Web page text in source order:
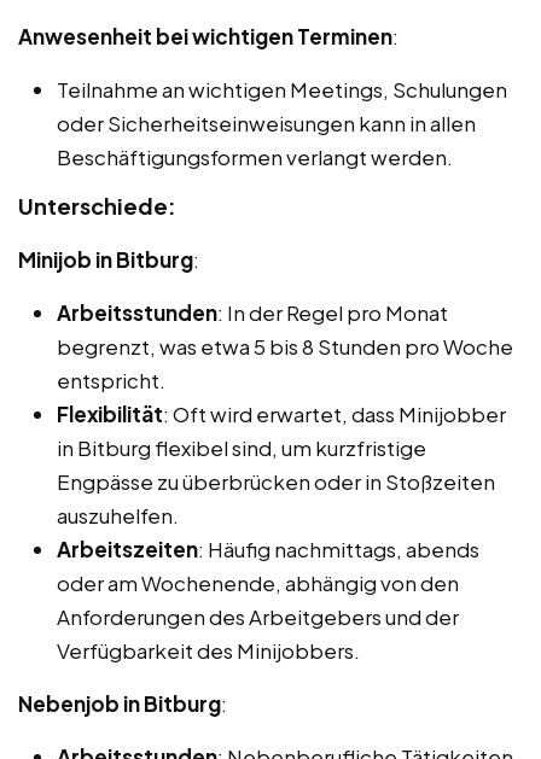
Anwesenheit bei wichtigen Terminen:
Teilnahme an wichtigen Meetings, Schulungen
oder Sicherheitseinweisungen kann in allen
Beschäftigungsformen verlangt werden.
Unterschiede:
Minijob in Bitburg:
Arbeitsstunden: In der Regel pro Monat
begrenzt, was etwa 5 bis 8 Stunden pro Woche
entspricht.
Flexibilität: Oft wird erwartet, dass Minijobber
in Bitburg flexibel sind, um kurzfristige
Engpässe zu überbrücken oder in Stoßzeiten
auszuhelfen.
Arbeitszeiten: Häufig nachmittags, abends
oder am Wochenende, abhängig von den
Anforderungen des Arbeitgebers und der
Verfügbarkeit des Minijobbers.
Nebenjob in Bitburg: